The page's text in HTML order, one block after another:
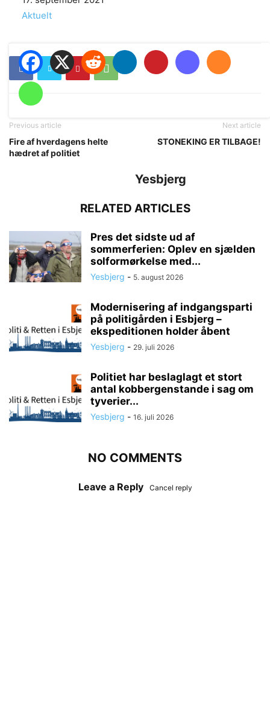
In relation to
Aktuelt
Previous article
Fire af hverdagens helte
hædret af politiet
Next article
STONEKING ER TILBAGE!
Yesbjerg
RELATED ARTICLES
Pres det sidste ud af
sommerferien: Oplev en sjælden
solformørkelse med...
Yesbjerg - 5. august 2026
Modernisering af indgangsparti
på politigården i Esbjerg –
ekspeditionen holder åbent
Yesbjerg - 29. juli 2026
Politiet har beslaglagt et stort
antal kobbergenstande i sag om
tyverier...
Yesbjerg - 16. juli 2026
NO COMMENTS
Leave a Reply Cancel reply